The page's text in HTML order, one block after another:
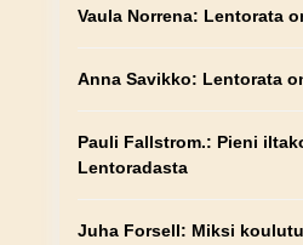
Vaula Norrena: Lentorata
Anna Savikko: Lentorata
Pauli Fallstrom.: Pieni
Lentoradasta
Juha Forsell: Miksi